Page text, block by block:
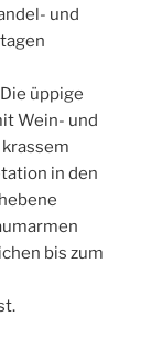
und
üppige
Wein- und
in den
bis zum